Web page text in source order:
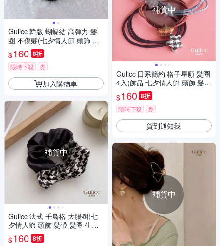
Gulicc 韓版 蝴蝶結 高彈力 髮
圈 不傷髮(七夕情人節 頭飾 髮
夾 抓夾 髮圈 韓國 生日禮物 )
$160 8折
限時下殺 券
加入購物車
補貨中
Gulicc 法式 千鳥格 大腸圈(七
夕情人節 頭飾 髮帶 髮圈 生日
禮物 )
$160 8折
補貨中
Gulicc 日系簡約 格子星願 髮圈
4入(飾品 七夕情人節 頭飾 髮帶
髮圈 生日禮物 )
$160 8折
限時下殺 券
貨到通知我
補貨中